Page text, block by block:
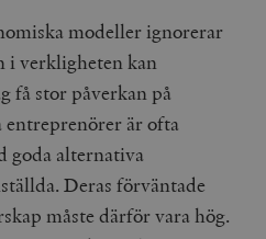
modeller ignorerar
i verkligheten kan
få stor påverkan på
är ofta
goda alternativa
Deras förväntade
måste därför vara hög.